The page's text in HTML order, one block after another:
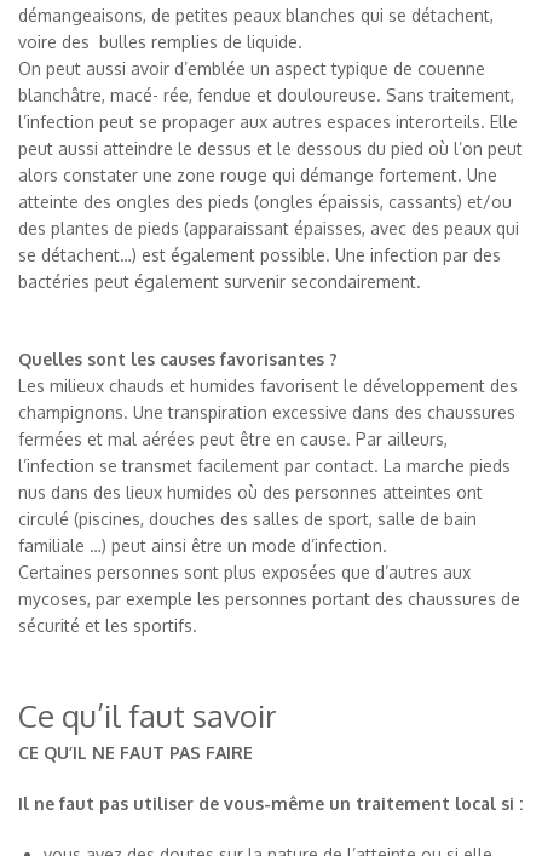
démangeaisons, de petites peaux blanches qui se détachent,
voire des bulles remplies de liquide.
On peut aussi avoir d’emblée un aspect typique de couenne
blanchâtre, macé- rée, fendue et douloureuse. Sans traitement,
l’infection peut se propager aux autres espaces interorteils. Elle
peut aussi atteindre le dessus et le dessous du pied où l’on peut
alors constater une zone rouge qui démange fortement. Une
atteinte des ongles des pieds (ongles épaissis, cassants) et/ou
des plantes de pieds (apparaissant épaisses, avec des peaux qui
se détachent…) est également possible. Une infection par des
bactéries peut également survenir secondairement.
Quelles sont les causes favorisantes ?
Les milieux chauds et humides favorisent le développement des
champignons. Une transpiration excessive dans des chaussures
fermées et mal aérées peut être en cause. Par ailleurs,
l’infection se transmet facilement par contact. La marche pieds
nus dans des lieux humides où des personnes atteintes ont
circulé (piscines, douches des salles de sport, salle de bain
familiale …) peut ainsi être un mode d’infection.
Certaines personnes sont plus exposées que d’autres aux
mycoses, par exemple les personnes portant des chaussures de
sécurité et les sportifs.
Ce qu’il faut savoir
CE QU’IL NE FAUT PAS FAIRE
Il ne faut pas utiliser de vous-même un traitement local si :